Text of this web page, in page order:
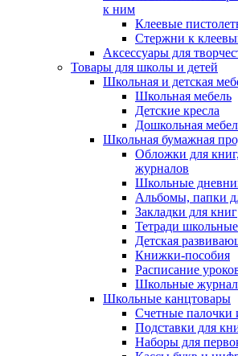
к ним
Клеевые
Стержни к
Аксессуары для
Товары для школы и детей
Школьная и детская
Школьная мебель
Детские кресла
Дошкольная
Школьная бумажная
Обложки для
журналов
Школьные
Альбомы, папки
Закладки для книг
Тетради школьные
Детская
Книжки-пособия
Расписание
Школьные
Школьные канцтовары
Счетные палочки
Подставки для
Наборы для